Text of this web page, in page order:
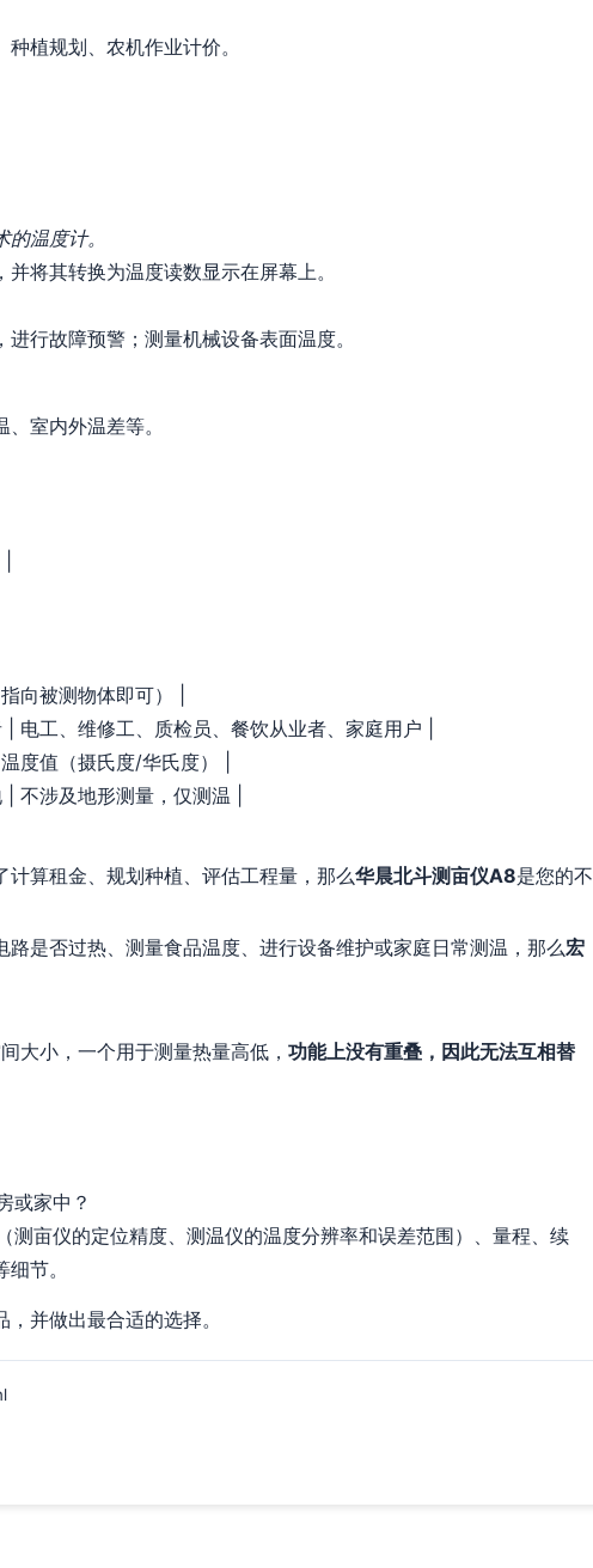
植规划、农机作业计价。
温度计。
将其转换为温度读数显示在屏幕上。
行故障预警；测量机械设备表面温度。
室内外温差等。
向被测物体即可） |
电工、维修工、质检员、餐饮从业者、家庭用户 |
度值（摄氏度/华氏度） |
不涉及地形测量，仅测温 |
计算租金、规划种植、评估工程量，那么华晨北斗测亩仪A8是您的不
路是否过热、测量食品温度、进行设备维护或家庭日常测温，那么宏
大小，一个用于测量热量高低， 功能上没有重叠，因此无法互相替
或家中？
测亩仪的定位精度、测温仪的温度分辨率和误差范围）、量程、续
节。
并做出最合适的选择。